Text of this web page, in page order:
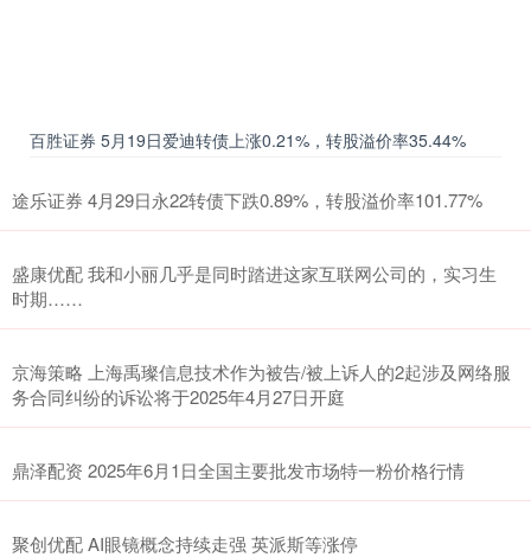
百胜证券 5月19日爱迪转债上涨0.21%，转股溢价率35.44%
途乐证券 4月29日永22转债下跌0.89%，转股溢价率101.77%
盛康优配 我和小丽几乎是同时踏进这家互联网公司的，实习生
时期……
京海策略 上海禹璨信息技术作为被告/被上诉人的2起涉及网络服
务合同纠纷的诉讼将于2025年4月27日开庭
鼎泽配资 2025年6月1日全国主要批发市场特一粉价格行情
聚创优配 AI眼镜概念持续走强 英派斯等涨停